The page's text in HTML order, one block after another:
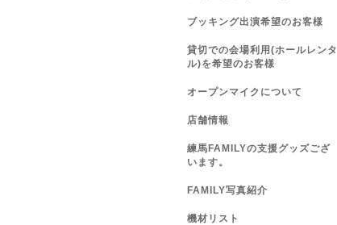
ブッキング出演希望のお客様
貸切での会場利用(ホールレンタ
ル)を希望のお客様
オープンマイクについて
店舗情報
練馬FAMILYの支援グッズござ
います。
FAMILY写真紹介
機材リスト